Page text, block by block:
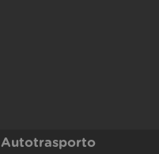
Autotrasporto